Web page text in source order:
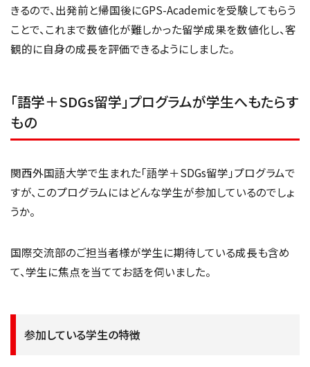
きるので、出発前と帰国後にGPS-Academicを受験してもらう
ことで、これまで数値化が難しかった留学成果を数値化し、客
観的に自身の成長を評価できるようにしました。
「語学＋SDGs留学」プログラムが学生へもたらす
もの
関西外国語大学で生まれた「語学＋SDGs留学」プログラムで
すが、このプログラムにはどんな学生が参加しているのでしょ
うか。
国際交流部のご担当者様が学生に期待している成長も含め
て、学生に焦点を当ててお話を伺いました。
参加している学生の特徴